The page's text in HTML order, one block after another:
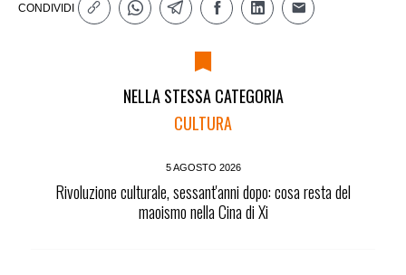
CONDIVIDI
NELLA STESSA CATEGORIA
CULTURA
5 AGOSTO 2026
Rivoluzione culturale, sessant'anni dopo: cosa resta del
maoismo nella Cina di Xi